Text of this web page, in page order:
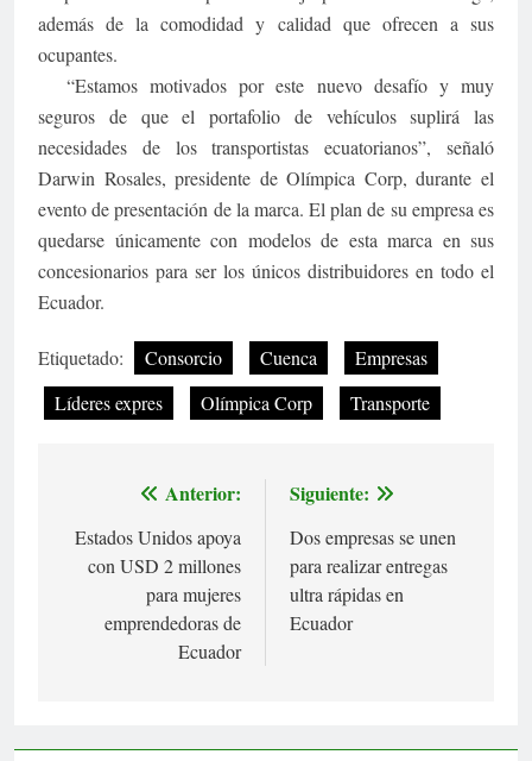
además de la comodidad y calidad que ofrecen a sus
ocupantes.
“Estamos motivados por este nuevo desafío y muy
seguros de que el portafolio de vehículos suplirá las
necesidades de los transportistas ecuatorianos”, señaló
Darwin Rosales, presidente de Olímpica Corp, durante el
evento de presentación de la marca. El plan de su empresa es
quedarse únicamente con modelos de esta marca en sus
concesionarios para ser los únicos distribuidores en todo el
Ecuador.
Etiquetado: Consorcio Cuenca
Empresas
Líderes expres
Olímpica Corp Transporte
Navegación
de
entradas
Anterior:
Estados Unidos apoya
con USD 2 millones
para mujeres
emprendedoras de
Ecuador
Siguiente:
Dos empresas se unen
para realizar entregas
ultra rápidas en
Ecuador